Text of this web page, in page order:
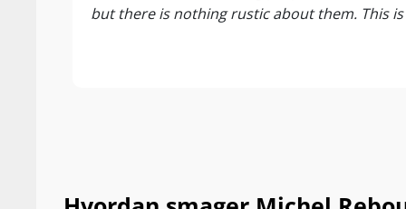
drønede
but there is nothing rustic about them. This